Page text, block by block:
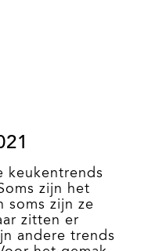
keukentrends
zijn het
soms zijn ze
zitten er
andere trends